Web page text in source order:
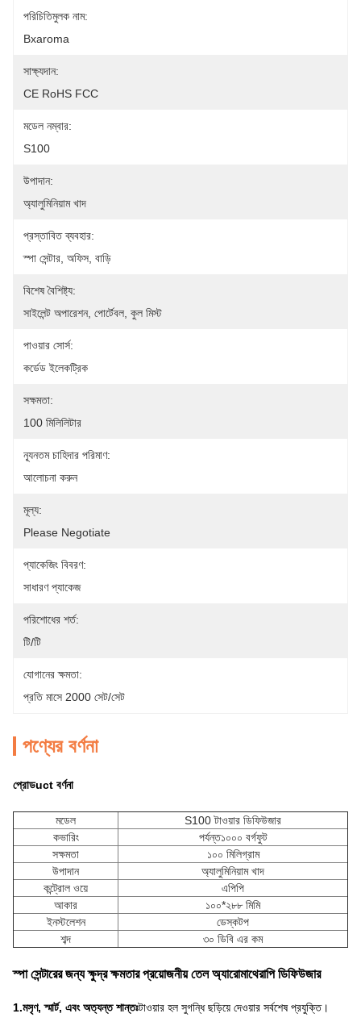
পরিচিতিমুলক নাম:
Bxaroma
সাক্ষ্যদান:
CE RoHS FCC
মডেল নম্বার:
S100
উপাদান:
অ্যালুমিনিয়াম খাদ
প্রস্তাবিত ব্যবহার:
স্পা সেন্টার, অফিস, বাড়ি
বিশেষ বৈশিষ্ট্য:
সাইলেন্ট অপারেশন, পোর্টেবল, কুল মিস্ট
পাওয়ার সোর্স:
কর্ডেড ইলেকট্রিক
সক্ষমতা:
100 মিলিলিটার
ন্যূনতম চাহিদার পরিমাণ:
আলোচনা করুন
মূল্য:
Please Negotiate
প্যাকেজিং বিবরণ:
সাধারণ প্যাকেজ
পরিশোধের শর্ত:
টি/টি
যোগানের ক্ষমতা:
প্রতি মাসে 2000 সেট/সেট
পণ্যের বর্ণনা
প্রোডuct বর্ণনা
মডেল
S100 টাওয়ার ডিফিউজার
কভারিং
পর্যন্ত১০০০ বর্গফুট
সক্ষমতা
১০০ মিলিগ্রাম
উপাদান
অ্যালুমিনিয়াম খাদ
কন্ট্রোল ওয়ে
এপিপি
আকার
১০০*২৮৮ মিমি
ইনস্টলেশন
ডেস্কটপ
শব্দ
৩০ ডিবি এর কম
স্পা সেন্টারের জন্য ক্ষুদ্র ক্ষমতার প্রয়োজনীয় তেল অ্যারোমাথেরাপি ডিফিউজার
1.মসৃণ, স্মার্ট, এবং অত্যন্ত শান্তঃটাওয়ার হল সুগন্ধি ছড়িয়ে দেওয়ার সর্বশেষ প্রযুক্তি।